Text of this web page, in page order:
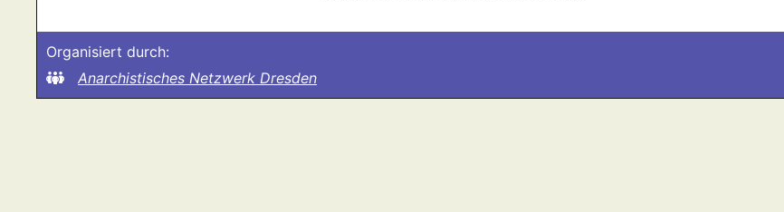
Organisiert durch:
Anarchistisches Netzwerk Dresden